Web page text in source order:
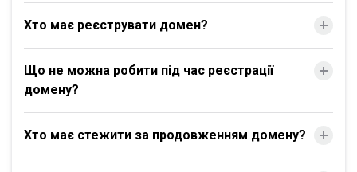
Хто має реєструвати домен?
Що не можна робити під час реєстрації
домену?
Хто має стежити за продовженням домену?